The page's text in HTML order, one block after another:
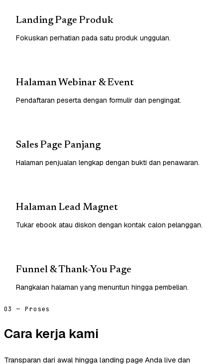
Landing Page Produk
Fokuskan perhatian pada satu produk unggulan.
Halaman Webinar & Event
Pendaftaran peserta dengan formulir dan pengingat.
Sales Page Panjang
Halaman penjualan lengkap dengan bukti dan penawaran.
Halaman Lead Magnet
Tukar ebook atau diskon dengan kontak calon pelanggan.
Funnel & Thank-You Page
Rangkaian halaman yang menuntun hingga pembelian.
03 — Proses
Cara kerja kami
Transparan dari awal hingga landing page Anda live dan